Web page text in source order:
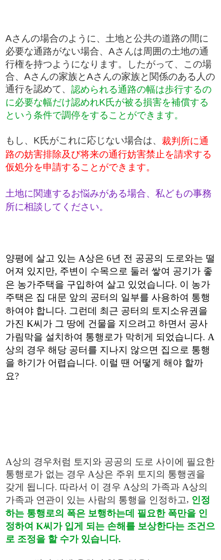
​Aさんの場合のように、土地と公共の道路の間に
必要な通路がない場合、Aさんは周囲の土地の通
行権を持つようになります。したがって、この場
合、Aさんの家族とAさんの家族と関係のある人の
通行を認めて、認められる通路の幅は歩行するの
に必要な幅だけ認めれK氏が被る損害を補償する
という条件で調停をすることができます。
もし、K氏がこれに応じない場合は、 裁判所に通
路の妨害排除及び将来の通行妨害禁止を請求する
仮処分を申請することができます。
土地に関連するお悩みがある場合、私どもの事務
所に相談してください。
양평에 살고 있는A상은6년 전 공공의 도로와는 떨
어져 있지만, 주변이 수목으로 둘러 쌓여 공기가 좋
은 농가주택을 구입하여 살고 있었습니다. 이 농가
주택은 집 대문 앞의 공터의 일부를 사용하여 통행
하여야 합니다. 그런데 최근 공터의 토지소유권을
가진K씨가 그 땅에 건물을 지으려고 하면서 공사
가림막을 설치하여 통행로가 막히게 되었습니다. A
상의 경우 해당 공터를 지나지 않으면 집으로 통행
을 하기가 어렵습니다. 이럴 땐 어떻게 해야 할까
요?
A상의 경우처럼 토지와 공공의 도로 사이에 필요한
통행로가 없는 경우 A상은 주위 토지의 통행권을
갖게 됩니다. 따라서 이 경우 A상의 가족과 A상의
가족과 연관이 있는 사람의 통행을 인정하고, 인정
하는 통행로의 폭은 보행하는데 필요한 폭만을 인
정하여K씨가 입게 되는 손해를 보상한다는 조건으
로 조정을 할 수가 있습니다.